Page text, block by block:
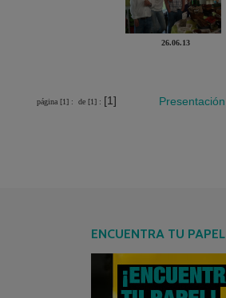
26.06.13
página [1] : de [1] : [1] Presentación
ENCUENTRA TU PAPEL